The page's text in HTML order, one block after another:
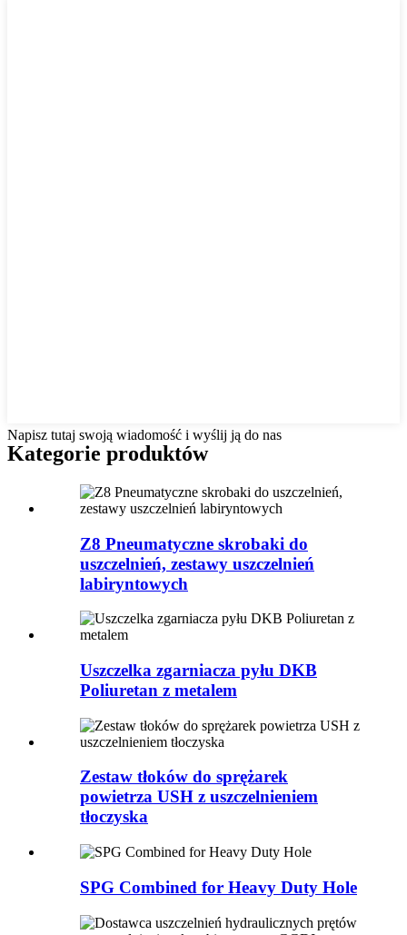
Napisz tutaj swoją wiadomość i wyślij ją do nas
Kategorie produktów
Z8 Pneumatyczne skrobaki do
uszczelnień, zestawy uszczelnień
labiryntowych
Uszczelka zgarniacza pyłu DKB
Poliuretan z metalem
Zestaw tłoków do sprężarek
powietrza USH z uszczelnieniem
tłoczyska
SPG Combined for Heavy Duty Hole